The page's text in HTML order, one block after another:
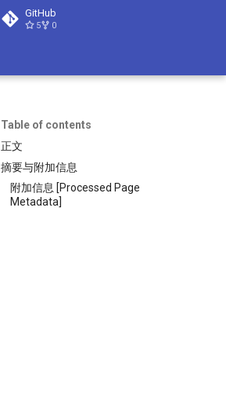
GitHub
5 0
Table of contents
正文
摘要与附加信息
附加信息 [Processed Page
Metadata]